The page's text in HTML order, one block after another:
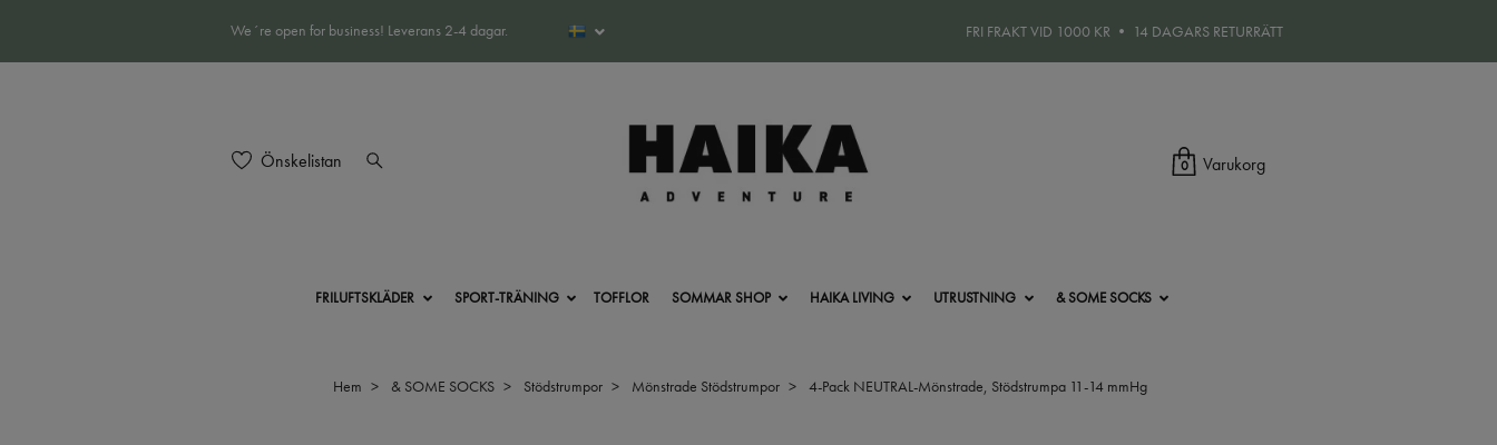
We´re open for business! Leverans 2-4 dagar. FRI FRAKT VID 1000 KR • 14 DAGARS RETURRÄTT
Önskelistan 0 Varukorg
FRILUFTSKLÄDER SPORT-TRÄNING TOFFLOR SOMMAR SHOP HAIKA LIVING UTRUSTNING & SOME SOCKS
Hem & SOME SOCKS Stödstrumpor Mönstrade Stödstrumpor 4-Pack NEUTRAL-Mönstrade, Stödstrumpa 11-14 mmHg